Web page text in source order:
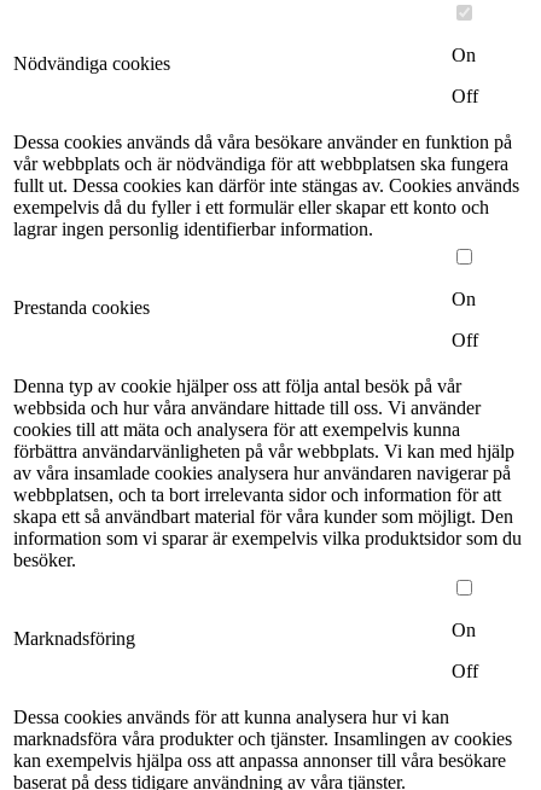
Nödvändiga cookies
On
Off
Dessa cookies används då våra besökare använder en funktion på
vår webbplats och är nödvändiga för att webbplatsen ska fungera
fullt ut. Dessa cookies kan därför inte stängas av. Cookies används
exempelvis då du fyller i ett formulär eller skapar ett konto och
lagrar ingen personlig identifierbar information.
Prestanda cookies
On
Off
Denna typ av cookie hjälper oss att följa antal besök på vår
webbsida och hur våra användare hittade till oss. Vi använder
cookies till att mäta och analysera för att exempelvis kunna
förbättra användarvänligheten på vår webbplats. Vi kan med hjälp
av våra insamlade cookies analysera hur användaren navigerar på
webbplatsen, och ta bort irrelevanta sidor och information för att
skapa ett så användbart material för våra kunder som möjligt. Den
information som vi sparar är exempelvis vilka produktsidor som du
besöker.
Marknadsföring
On
Off
Dessa cookies används för att kunna analysera hur vi kan
marknadsföra våra produkter och tjänster. Insamlingen av cookies
kan exempelvis hjälpa oss att anpassa annonser till våra besökare
baserat på dess tidigare användning av våra tjänster.